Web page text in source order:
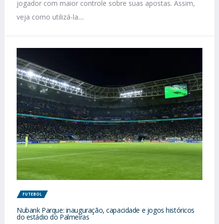
jogador com maior controle sobre suas apostas. Assim,
veja como utilizá-la....
FUTEBOL
Nubank Parque: inauguração, capacidade e jogos históricos
do estádio do Palmeiras